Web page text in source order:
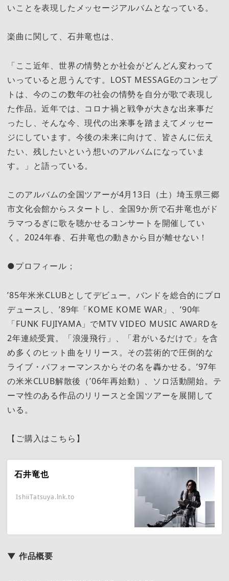
いことを表現したメッセージアルバムとなっている。
楽曲に関して、石井竜也は、
「ここ近年、世界の情勢とか社会がどんどん変わって
いっていると思うんです。LOST MESSAGEのコンセプ
トは、今のこの数年の社会の情勢を自分が歌で表現し
た作品。近年では、コロナ禍と戦争が大きな出来事だ
ったし、そんな今、現代の出来事を踏まえてメッセー
ジにしています。今後の未来に向けて、皆さんに伝え
たい、残したいという想いのアルバムになっていま
す。」と語っている。
このアルバムの全国ツアーが4月13日（土）埼玉県三郷
市文化会館からスタートし、全国9か所で石井竜也がド
ラマつるぎに歌を聴かせるコンサートを開催してい
く。2024年春、石井竜也の動きから目が離せない！
●プロフィール；
’85年米米CLUBとしてデビュー。バンドを総合的にプロ
デュースし、’89年「KOME KOME WAR」、’90年
「FUNK FUJIYAMA」でMTV VIDEO MUSIC AWARDを
2年連続受賞。「浪漫飛行」、「君がいるだけで」を含
め多くのヒット曲をリリース。その芸術的で圧倒的な
ライブ・パフォーマンスからその名を轟かせる。’97年
の米米CLUB解散後（’06年再始動）、ソロ活動開始。テ
ーマ性のある作品のリリースと全国ツアーを展開して
いる。
【ご購入はこちら】
石井竜也
IshiiTatsuya.lnk.to
▼ 作品概要